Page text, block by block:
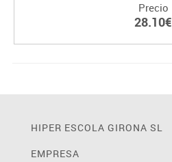
Precio
28.10€
HIPER ESCOLA GIRONA SL
EMPRESA